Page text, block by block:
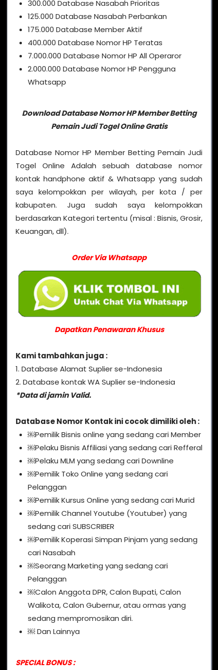
300.000 Database Nasabah Prioritas
125.000 Database Nasabah Perbankan
175.000 Database Member Aktif
400.000 Database Nomor HP Teratas
7.000.000 Database Nomor HP All Operaror
2.000.000 Database Nomor HP Pengguna
Whatsapp
Download Database Nomor HP Member Betting
Pemain Judi Togel Online Gratis
Database Nomor HP Member Betting Pemain Judi
Togel Online Adalah sebuah database nomor
kontak handphone aktif & Whatsapp yang sudah
saya kelompokkan per wilayah, per kota / per
kabupaten. Juga sudah saya kelompokkan
berdasarkan Kategori tertentu (misal : Bisnis, Grosir,
Keuangan, dll).
Order Via Whatsapp
Dapatkan Penawaran Khusus
Kami tambahkan juga :
1. Database Alamat Suplier se-Indonesia
2. Database kontak WA Suplier se-Indonesia
*Data di jamin Valid.
Database Nomor Kontak ini cocok dimiliki oleh :
￼Pemilik Bisnis online yang sedang cari Member
￼Pelaku Bisnis Affiliasi yang sedang cari Refferal
￼Pelaku MLM yang sedang cari Downline
￼Pemilik Toko Online yang sedang cari
Pelanggan
￼Pemilik Kursus Online yang sedang cari Murid
￼Pemilik Channel Youtube (Youtuber) yang
sedang cari SUBSCRIBER
￼Pemilik Koperasi Simpan Pinjam yang sedang
cari Nasabah
￼Seorang Marketing yang sedang cari
Pelanggan
￼Calon Anggota DPR, Calon Bupati, Calon
Walikota, Calon Gubernur, atau ormas yang
sedang mempromosikan diri.
￼ Dan Lainnya
SPECIAL BONUS :